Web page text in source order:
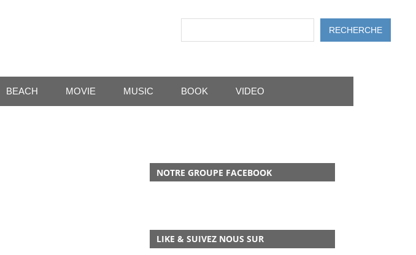
RECHERCHE
BEACH MOVIE MUSIC BOOK VIDEO
NOTRE GROUPE FACEBOOK
LIKE & SUIVEZ NOUS SUR